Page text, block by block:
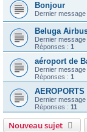
Bonjour
Dernier
Beluga
Dernier
Réponses : 1
aéroport de
Dernier
Réponses : 1
AEROPORTS
Dernier
Réponses : 11
Nouveau sujet